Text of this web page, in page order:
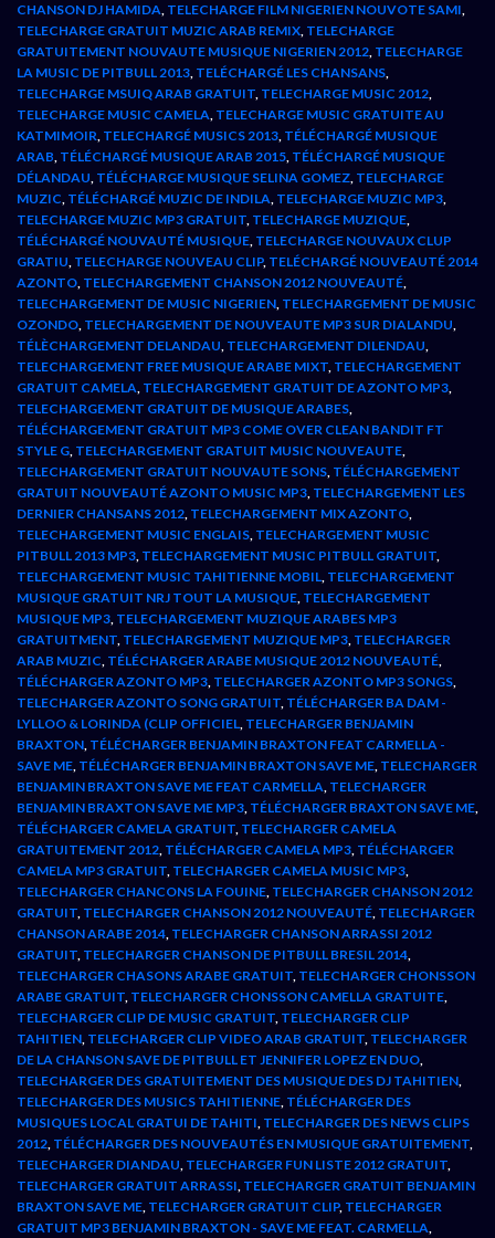
CHANSON DJ HAMIDA, TELECHARGE FILM NIGERIEN NOUVOTE SAMI,
TELECHARGE GRATUIT MUZIC ARAB REMIX, TELECHARGE
GRATUITEMENT NOUVAUTE MUSIQUE NIGERIEN 2012, TELECHARGE
LA MUSIC DE PITBULL 2013, TELÉCHARGÉ LES CHANSANS,
TELECHARGE MSUIQ ARAB GRATUIT, TELECHARGE MUSIC 2012,
TELECHARGE MUSIC CAMELA, TELECHARGE MUSIC GRATUITE AU
KATMIMOIR, TELECHARGÉ MUSICS 2013, TÉLÉCHARGÉ MUSIQUE
ARAB, TÉLÉCHARGÉ MUSIQUE ARAB 2015, TÉLÉCHARGÉ MUSIQUE
DÉLANDAU, TÉLÉCHARGE MUSIQUE SELINA GOMEZ, TELECHARGE
MUZIC, TÉLÉCHARGÉ MUZIC DE INDILA, TELECHARGE MUZIC MP3,
TELECHARGE MUZIC MP3 GRATUIT, TELECHARGE MUZIQUE,
TÉLÉCHARGÉ NOUVAUTÉ MUSIQUE, TELECHARGE NOUVAUX CLUP
GRATIU, TELECHARGE NOUVEAU CLIP, TELÉCHARGÉ NOUVEAUTÉ 2014
AZONTO, TELECHARGEMENT CHANSON 2012 NOUVEAUTÉ,
TELECHARGEMENT DE MUSIC NIGERIEN, TELECHARGEMENT DE MUSIC
OZONDO, TELECHARGEMENT DE NOUVEAUTE MP3 SUR DIALANDU,
TÉLÈCHARGEMENT DELANDAU, TELECHARGEMENT DILENDAU,
TELECHARGEMENT FREE MUSIQUE ARABE MIXT, TELECHARGEMENT
GRATUIT CAMELA, TELECHARGEMENT GRATUIT DE AZONTO MP3,
TELECHARGEMENT GRATUIT DE MUSIQUE ARABES,
TÉLÉCHARGEMENT GRATUIT MP3 COME OVER CLEAN BANDIT FT
STYLE G, TELECHARGEMENT GRATUIT MUSIC NOUVEAUTE,
TELECHARGEMENT GRATUIT NOUVAUTE SONS, TÉLÉCHARGEMENT
GRATUIT NOUVEAUTÉ AZONTO MUSIC MP3, TELECHARGEMENT LES
DERNIER CHANSANS 2012, TELECHARGEMENT MIX AZONTO,
TELECHARGEMENT MUSIC ENGLAIS, TELECHARGEMENT MUSIC
PITBULL 2013 MP3, TELECHARGEMENT MUSIC PITBULL GRATUIT,
TELECHARGEMENT MUSIC TAHITIENNE MOBIL, TELECHARGEMENT
MUSIQUE GRATUIT NRJ TOUT LA MUSIQUE, TELECHARGEMENT
MUSIQUE MP3, TELECHARGEMENT MUZIQUE ARABES MP3
GRATUITMENT, TELECHARGEMENT MUZIQUE MP3, TELECHARGER
ARAB MUZIC, TÉLÉCHARGER ARABE MUSIQUE 2012 NOUVEAUTÉ,
TÉLÉCHARGER AZONTO MP3, TELECHARGER AZONTO MP3 SONGS,
TELECHARGER AZONTO SONG GRATUIT, TÉLÉCHARGER BA DAM -
LYLLOO & LORINDA (CLIP OFFICIEL, TELECHARGER BENJAMIN
BRAXTON, TÉLÉCHARGER BENJAMIN BRAXTON FEAT CARMELLA -
SAVE ME, TÉLÉCHARGER BENJAMIN BRAXTON SAVE ME, TELECHARGER
BENJAMIN BRAXTON SAVE ME FEAT CARMELLA, TELECHARGER
BENJAMIN BRAXTON SAVE ME MP3, TÉLÉCHARGER BRAXTON SAVE ME,
TÉLÉCHARGER CAMELA GRATUIT, TELECHARGER CAMELA
GRATUITEMENT 2012, TÉLÉCHARGER CAMELA MP3, TÉLÉCHARGER
CAMELA MP3 GRATUIT, TELECHARGER CAMELA MUSIC MP3,
TELECHARGER CHANCONS LA FOUINE, TELECHARGER CHANSON 2012
GRATUIT, TELECHARGER CHANSON 2012 NOUVEAUTÉ, TELECHARGER
CHANSON ARABE 2014, TELECHARGER CHANSON ARRASSI 2012
GRATUIT, TELECHARGER CHANSON DE PITBULL BRESIL 2014,
TELECHARGER CHASONS ARABE GRATUIT, TELECHARGER CHONSSON
ARABE GRATUIT, TELECHARGER CHONSSON CAMELLA GRATUITE,
TELECHARGER CLIP DE MUSIC GRATUIT, TELECHARGER CLIP
TAHITIEN, TELECHARGER CLIP VIDEO ARAB GRATUIT, TELECHARGER
DE LA CHANSON SAVE DE PITBULL ET JENNIFER LOPEZ EN DUO,
TELECHARGER DES GRATUITEMENT DES MUSIQUE DES DJ TAHITIEN,
TELECHARGER DES MUSICS TAHITIENNE, TÉLÉCHARGER DES
MUSIQUES LOCAL GRATUI DE TAHITI, TELECHARGER DES NEWS CLIPS
2012, TÉLÉCHARGER DES NOUVEAUTÉS EN MUSIQUE GRATUITEMENT,
TELECHARGER DIANDAU, TELECHARGER FUN LISTE 2012 GRATUIT,
TELECHARGER GRATUIT ARRASSI, TELECHARGER GRATUIT BENJAMIN
BRAXTON SAVE ME, TELECHARGER GRATUIT CLIP, TELECHARGER
GRATUIT MP3 BENJAMIN BRAXTON - SAVE ME FEAT. CARMELLA,